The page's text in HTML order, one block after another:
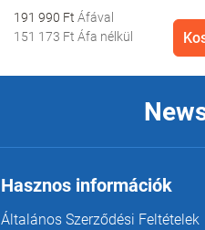
191 990 Ft
151 173 Ft Áfa nélkül
Hasznos információk
Általános Szerződési Feltételek